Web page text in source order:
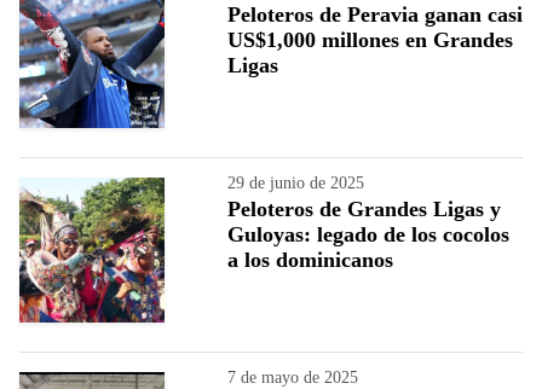
Peloteros de Peravia ganan casi
US$1,000 millones en Grandes
Ligas
29 de junio de 2025
Peloteros de Grandes Ligas y
Guloyas: legado de los cocolos
a los dominicanos
7 de mayo de 2025